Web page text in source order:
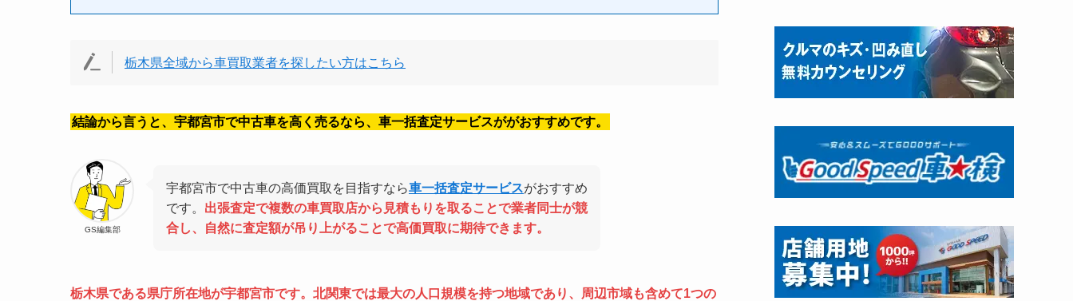
栃木県全域から車買取業者を探したい方はこちら
結論から言うと、宇都宮市で中古車を高く売るなら、車一括査定サービスががおすすめです。
GS編集部
宇都宮市で中古車の高価買取を目指すなら車一括査定サービスがおすすめ
です。 出張査定で複数の車買取店から見積もりを取ることで業者同士が競
合し、自然に査定額が吊り上がることで高価買取に期待できます。
栃木県である県庁所在地が宇都宮市です。北関東では最大の人口規模を持つ地域であり、周辺市域も含めて1つの